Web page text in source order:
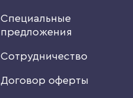
Специальные
предложения
Сотрудничество
Договор оферты